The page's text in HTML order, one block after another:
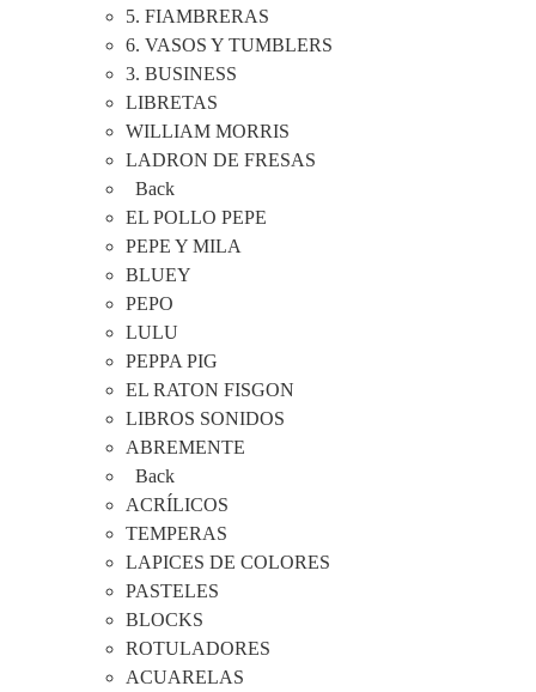
5. FIAMBRERAS
6. VASOS Y TUMBLERS
3. BUSINESS
LIBRETAS
WILLIAM MORRIS
LADRON DE FRESAS
Back
EL POLLO PEPE
PEPE Y MILA
BLUEY
PEPO
LULU
PEPPA PIG
EL RATON FISGON
LIBROS SONIDOS
ABREMENTE
Back
ACRÍLICOS
TEMPERAS
LAPICES DE COLORES
PASTELES
BLOCKS
ROTULADORES
ACUARELAS